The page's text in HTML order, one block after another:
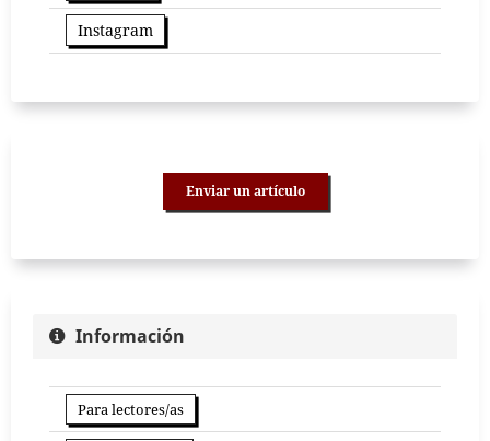
Instagram
Enviar un artículo
Información
Para lectores/as